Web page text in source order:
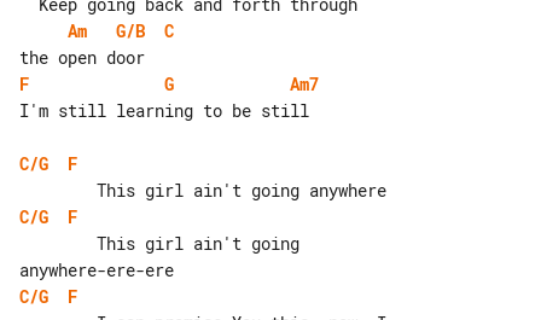
Am
G/B
C
F
G
Am7
I'm still learning to be still
C/G
F
C/G
F
C/G
F